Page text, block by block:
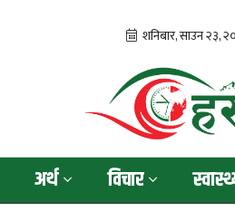
अर्थ विचार